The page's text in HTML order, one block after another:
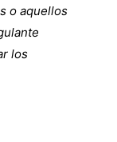
o aquellos
los